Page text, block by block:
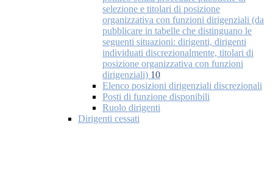
selezione e titolari di posizione
organizzativa con funzioni dirigenziali (da
pubblicare in tabelle che distinguano le
seguenti situazioni: dirigenti, dirigenti
individuati discrezionalmente, titolari di
posizione organizzativa con funzioni
dirigenziali) 10
Elenco posizioni dirigenziali discrezionali
Posti di funzione disponibili
Ruolo dirigenti
Dirigenti cessati